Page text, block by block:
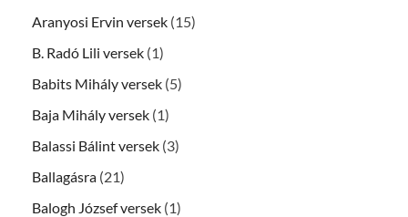
Aranyosi Ervin versek (15)
B. Radó Lili versek (1)
Babits Mihály versek (5)
Baja Mihály versek (1)
Balassi Bálint versek (3)
Ballagásra (21)
Balogh József versek (1)